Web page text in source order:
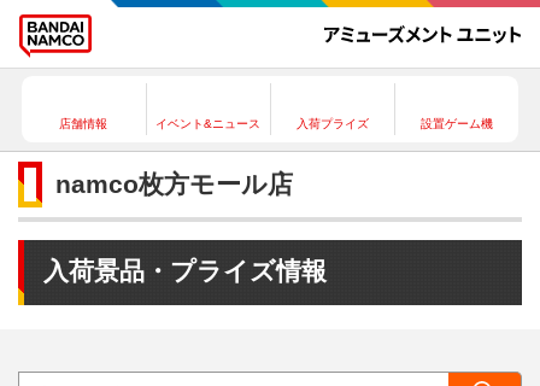
店舗情報 イベント&ニュース 入荷プライズ 設置ゲーム機
namco枚方モール店
入荷景品・プライズ情報